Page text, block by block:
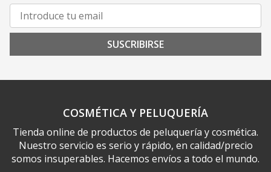
SUSCRIBIRSE
COSMÉTICA Y PELUQUERÍA
Tienda online de productos de peluquería y cosmética.
Nuestro servicio es serio y rápido, en calidad/precio
somos insuperables. Hacemos envíos a todo el mundo.